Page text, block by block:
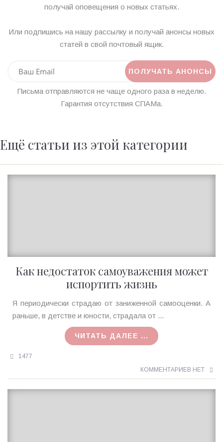
получай оповещения о новых статьях.
Или подпишись на нашу рассылку и получай анонсы новых
статей в свой почтовый ящик.
Письма отправляются не чаще одного раза в неделю.
Гарантия отсутствия СПАМа.
Ещё статьи из этой категории
Как недостаток самоуважения может
испортить жизнь
Ирина
MagicTantra
Я периодически страдаю от заниженной самооценки. А
раньше, в детстве и юности, страдала от ...
ЧИТАТЬ ДАЛЕЕ ...
1477
КОММЕНТАРИЕВ НЕТ